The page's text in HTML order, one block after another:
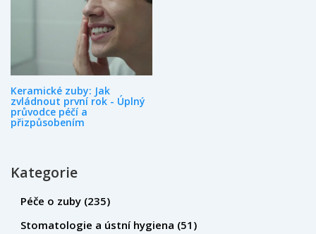
Keramické zuby: Jak
zvládnout první rok - Úplný
průvodce péčí a
přizpůsobením
Kategorie
Péče o zuby (235)
Stomatologie a ústní hygiena (51)